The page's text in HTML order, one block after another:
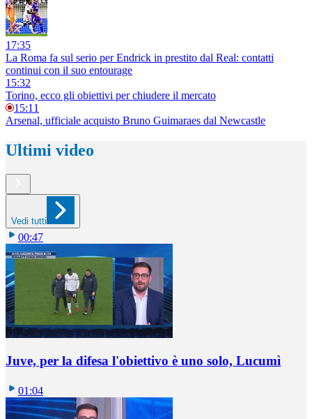
17:35
La Roma fa sul serio per Endrick in prestito dal Real: contatti
continui con il suo entourage
15:32
Torino, ecco gli obiettivi per chiudere il mercato
15:11
Arsenal, ufficiale acquisto Bruno Guimaraes dal Newcastle
Ultimi video
Vedi tutti
00:47
Juve, per la difesa l'obiettivo è uno solo, Lucumì
01:04